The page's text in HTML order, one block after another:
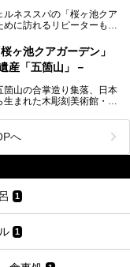
ネススパの「桜ヶ池クア
に訪れるリピーターも多
土日はその両方がランチ
ルのスイーツも評判で
泊して、食を満喫してき
ヶ池クアガーデン」
産「五箇山」－
山の合掌造り集落、日本
まれた木彫刻美術館・井
光スポットがたくさんあ
＆温泉ウェルネススパ
、歴史の旅にお出かけし
へ
1
1